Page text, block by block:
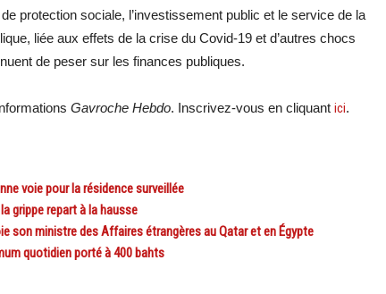
protection sociale, l’investissement public et le service de la
liée aux effets de la crise du Covid-19 et d’autres chocs
de peser sur les finances publiques.
Gavroche Hebdo. Inscrivez-vous en cliquant ici.
voie pour la résidence surveillée
grippe repart à la hausse
son ministre des Affaires étrangères au Qatar et en Égypte
quotidien porté à 400 bahts